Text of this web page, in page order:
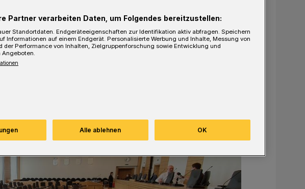
Partner verarbeiten Daten, um Folgendes bereitzustellen:
Standortdaten. Endgeräteeigenschaften zur Identifikation aktiv abfragen. Speichern
Informationen auf einem Endgerät. Personalisierte Werbung und Inhalte, Messung von
der Performance von Inhalten, Zielgruppenforschung sowie Entwicklung und
Angeboten.
Alle ablehnen OK